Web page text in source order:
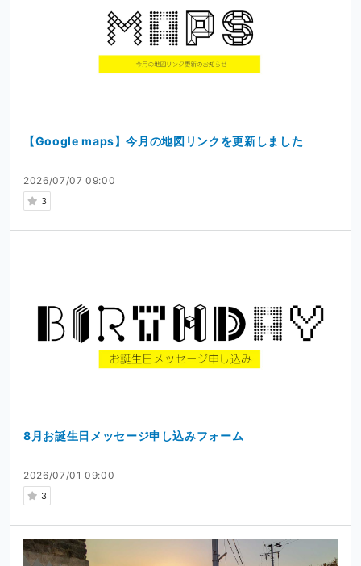
2026/07/07 09:00
3
【Google maps】今月の地図リンクを更新しました
2026/07/01 09:00
3
8月お誕生日メッセージ申し込みフォーム